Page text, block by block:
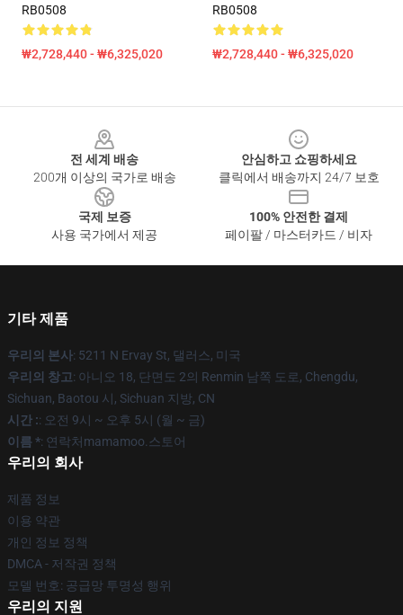
RB0508
₩2,728,440 - ₩6,325,020
RB0508
₩2,728,440 - ₩6,325,020
전 세계 배송
200개 이상의 국가로 배송
안심하고 쇼핑하세요
클릭에서 배송까지 24/7 보호
국제 보증
사용 국가에서 제공
100% 안전한 결제
페이팔 / 마스터카드 / 비자
기타 제품
우리의 본사: 5211 N Ervay St, 댈러스, 미국
우리의 창고: 아니오 18, 단면도 2의 Renmin 남쪽 도로, Chengdu,
Sichuan, Baotou 시, Sichuan 지방, CN
시간 :: 오전 9시 ~ 오후 5시 (월 ~ 금)
이름 *: 연락처mamamoo.스토어
우리의 회사
제품 정보
이용 약관
개인 정보 정책
DMCA - 저작권 정책
모델 번호: 공급망 투명성 행위
우리의 지원